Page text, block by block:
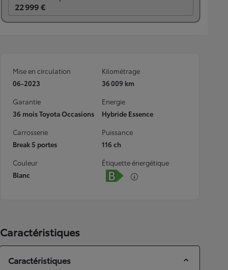
22 999 €
Mise en circulation
06-2023
Kilométrage
36 009 km
Garantie
36 mois Toyota Occasions
Energie
Hybride Essence
Carrosserie
Break 5 portes
Puissance
116 ch
Couleur
Blanc
Étiquette énergétique
Caractéristiques
Caractéristiques